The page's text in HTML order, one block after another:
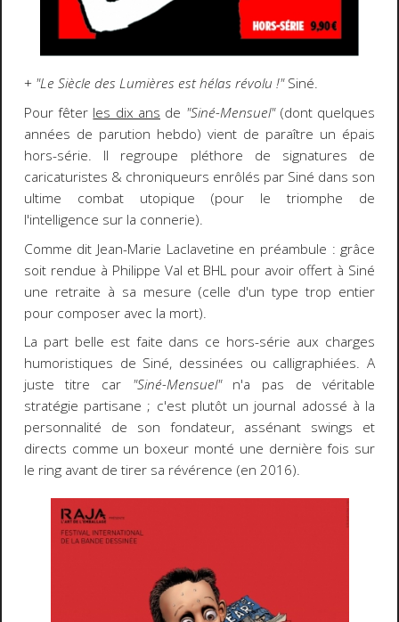
+ "Le Siècle des Lumières est hélas révolu !"Siné.
Pour fêter les dix ans de "Siné-Mensuel"(dont quelques
années de parution hebdo) vient de paraître un épais
hors-série. Il regroupe pléthore de signatures de
caricaturistes & chroniqueurs enrôlés par Siné dans son
ultime combat utopique (pour le triomphe de
l'intelligence sur la connerie).
Comme dit Jean-Marie Laclavetine en préambule : grâce
soit rendue à Philippe Val et BHL pour avoir offert à Siné
une retraite à sa mesure (celle d'un type trop entier
pour composer avec la mort).
La part belle est faite dans ce hors-série aux charges
humoristiques de Siné, dessinées ou calligraphiées. A
juste titre car "Siné-Mensuel"n'a pas de véritable
stratégie partisane ; c'est plutôt un journal adossé à la
personnalité de son fondateur, assénant swings et
directs comme un boxeur monté une dernière fois sur
le ring avant de tirer sa révérence (en 2016).